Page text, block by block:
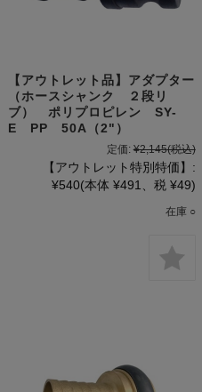
【アウトレット品】アダプター
（ホースシャンク ２段リ
ブ） ポリプロピレン SY-
E PP 50A（2"）
定価: ¥2,145(税込)
【アウトレット特別特価】:
¥540(本体 ¥491、税 ¥49)
在庫 ○